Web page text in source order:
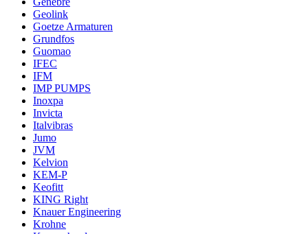
Geolink
Goetze Armaturen
Grundfos
Guomao
IFEC
IFM
IMP PUMPS
Inoxpa
Invicta
Italvibras
Jumo
JVM
Kelvion
KEM-P
Keofitt
KING Right
Knauer Engineering
Krohne